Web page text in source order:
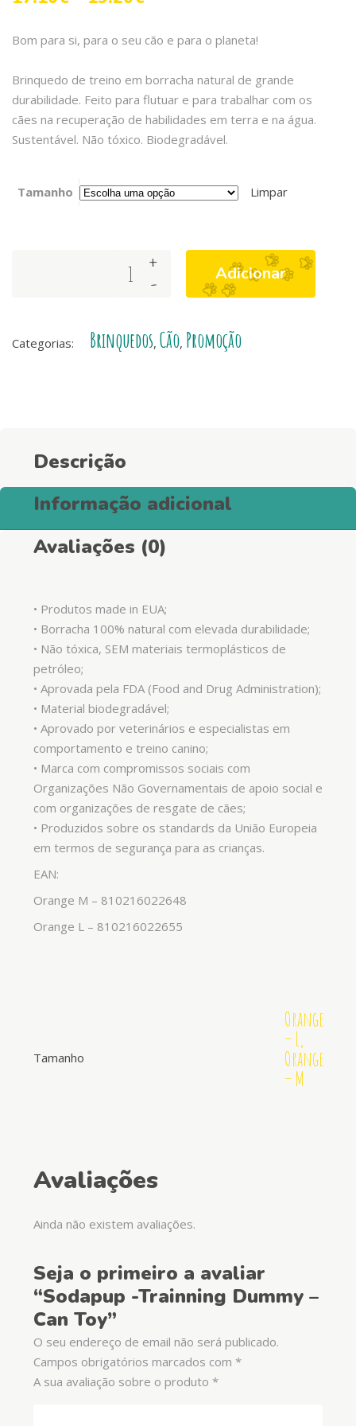
Bom para si, para o seu cão e para o planeta!
Brinquedo de treino em borracha natural de grande
durabilidade. Feito para flutuar e para trabalhar com os
cães na recuperação de habilidades em terra e na água.
Sustentável. Não tóxico. Biodegradável.
Tamanho Limpar
-
-
+ Adicionar
Categorias: Brinquedos, Cão, Promoção
Descrição
Informação adicional
Avaliações (0)
• Produtos made in EUA;
• Borracha 100% natural com elevada durabilidade;
• Não tóxica, SEM materiais termoplásticos de
petróleo;
• Aprovada pela FDA (Food and Drug Administration);
• Material biodegradável;
• Aprovado por veterinários e especialistas em
comportamento e treino canino;
• Marca com compromissos sociais com
Organizações Não Governamentais de apoio social e
com organizações de resgate de cães;
• Produzidos sobre os standards da União Europeia
em termos de segurança para as crianças.
EAN:
Orange M – 810216022648
Orange L – 810216022655
Tamanho
Orange
– L,
Orange
– M
Avaliações
Ainda não existem avaliações.
Seja o primeiro a avaliar
“Sodapup -Trainning Dummy –
Can Toy”
O seu endereço de email não será publicado.
Campos obrigatórios marcados com *
A sua avaliação sobre o produto *